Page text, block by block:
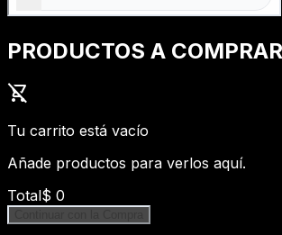
PRODUCTOS A COMPRAR
shopping_cart_off
Tu carrito está vacío
Añade productos para verlos aquí.
Total$ 0